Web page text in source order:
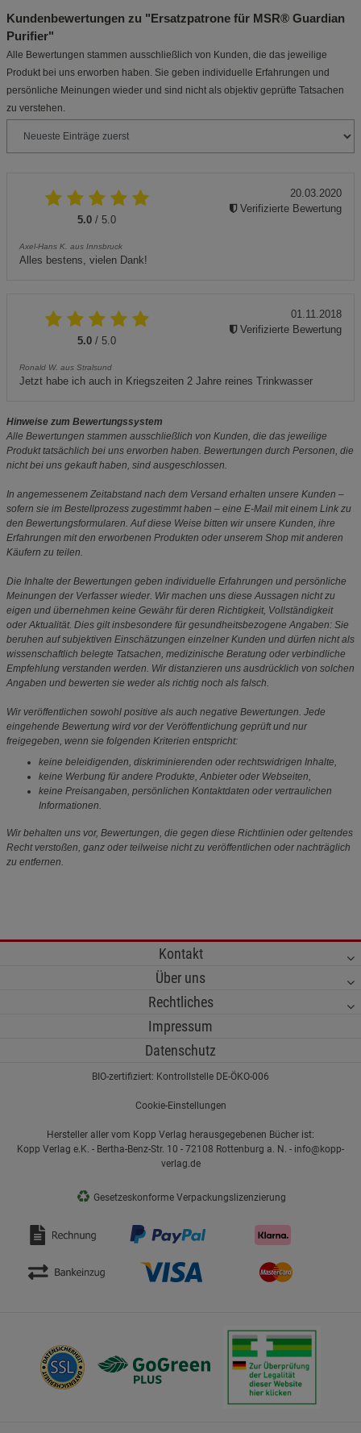
Kundenbewertungen zu "Ersatzpatrone für MSR® Guardian
Purifier"
Alle Bewertungen stammen ausschließlich von Kunden, die das jeweilige
Produkt bei uns erworben haben. Sie geben individuelle Erfahrungen und
persönliche Meinungen wieder und sind nicht als objektiv geprüfte Tatsachen
zu verstehen.
5.0 / 5.0
Axel-Hans K. aus Innsbruck
Alles bestens, vielen Dank!
20.03.2020
Verifizierte Bewertung
5.0 / 5.0
Ronald W. aus Stralsund
Jetzt habe ich auch in Kriegszeiten 2 Jahre reines Trinkwasser
01.11.2018
Verifizierte Bewertung
Hinweise zum Bewertungssystem
Alle Bewertungen stammen ausschließlich von Kunden, die das jeweilige
Produkt tatsächlich bei uns erworben haben. Bewertungen durch Personen, die
nicht bei uns gekauft haben, sind ausgeschlossen.
In angemessenem Zeitabstand nach dem Versand erhalten unsere Kunden –
sofern sie im Bestellprozess zugestimmt haben – eine E-Mail mit einem Link zu
den Bewertungsformularen. Auf diese Weise bitten wir unsere Kunden, ihre
Erfahrungen mit den erworbenen Produkten oder unserem Shop mit anderen
Käufern zu teilen.
Die Inhalte der Bewertungen geben individuelle Erfahrungen und persönliche
Meinungen der Verfasser wieder. Wir machen uns diese Aussagen nicht zu
eigen und übernehmen keine Gewähr für deren Richtigkeit, Vollständigkeit
oder Aktualität. Dies gilt insbesondere für gesundheitsbezogene Angaben: Sie
beruhen auf subjektiven Einschätzungen einzelner Kunden und dürfen nicht als
wissenschaftlich belegte Tatsachen, medizinische Beratung oder verbindliche
Empfehlung verstanden werden. Wir distanzieren uns ausdrücklich von solchen
Angaben und bewerten sie weder als richtig noch als falsch.
Wir veröffentlichen sowohl positive als auch negative Bewertungen. Jede
eingehende Bewertung wird vor der Veröffentlichung geprüft und nur
freigegeben, wenn sie folgenden Kriterien entspricht:
keine beleidigenden, diskriminierenden oder rechtswidrigen Inhalte,
keine Werbung für andere Produkte, Anbieter oder Webseiten,
keine Preisangaben, persönlichen Kontaktdaten oder vertraulichen
Informationen.
Wir behalten uns vor, Bewertungen, die gegen diese Richtlinien oder geltendes
Recht verstoßen, ganz oder teilweise nicht zu veröffentlichen oder nachträglich
zu entfernen.
Kontakt
Über uns
Rechtliches
Impressum
Datenschutz
BIO-zertifiziert: Kontrollstelle DE-ÖKO-006
Cookie-Einstellungen
Hersteller aller vom Kopp Verlag herausgegebenen Bücher ist:
Kopp Verlag e.K. - Bertha-Benz-Str. 10 - 72108 Rottenburg a. N. - info@kopp-
verlag.de
♻ Gesetzeskonforme Verpackungslizenzierung